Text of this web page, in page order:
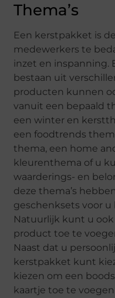
Thema’s
Een kerstpakket is
medewerkers te
inzet en inspanning.
bestaan uit
producten kunnen
vanuit een bepaald
een winter en
een foodtrends
thema, een home
kleurenthema of u
waarderings- en
deze thema’s
geschenksets voor u
Natuurlijk kunt u ook
product toe te
Naast dat u
kerstpakket kunt
kiezen om een
kaartje toe te